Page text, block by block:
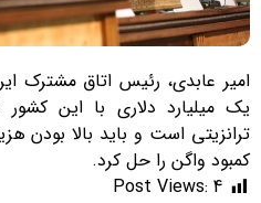
امیر عابدی، رئیس اتاق مشترک
یک میلیارد دلاری با این
ترانزیتی است و باید بالا بودن
کمبود واگن را حل کرد.
Post Views: 4